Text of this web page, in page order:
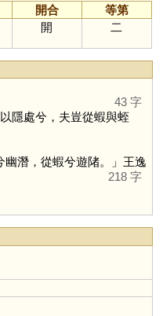
開合
等第
開 二
43 字
隱處兮，夫豈從蝦與蛭
幽潛，從蝦兮遊陼。」王逸
218 字